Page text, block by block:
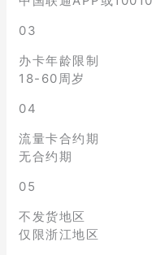
03
办卡年龄限制
18-60周岁
04
流量卡合约期
无合约期
05
不发货地区
仅限浙江地区